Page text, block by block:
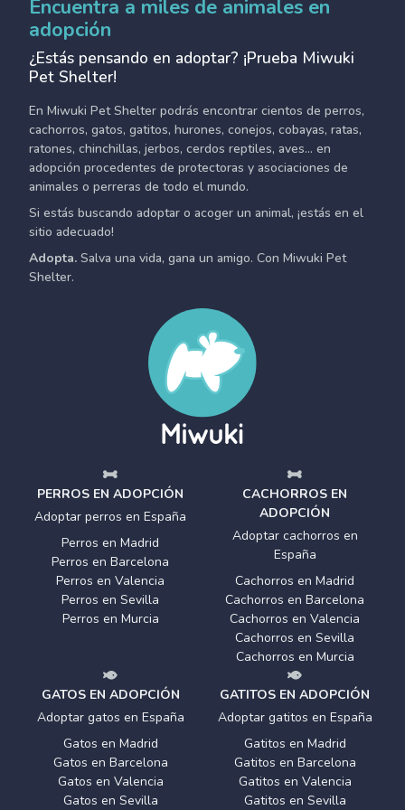
Encuentra a miles de animales en
adopción
¿Estás pensando en adoptar? ¡Prueba Miwuki
Pet Shelter!
En Miwuki Pet Shelter podrás encontrar cientos de perros,
cachorros, gatos, gatitos, hurones, conejos, cobayas, ratas,
ratones, chinchillas, jerbos, cerdos reptiles, aves... en
adopción procedentes de protectoras y asociaciones de
animales o perreras de todo el mundo.
Si estás buscando adoptar o acoger un animal, ¡estás en el
sitio adecuado!
Adopta. Salva una vida, gana un amigo. Con Miwuki Pet
Shelter.
PERROS EN ADOPCIÓN
Adoptar perros en España
Perros en Madrid
Perros en Barcelona
Perros en Valencia
Perros en Sevilla
Perros en Murcia
CACHORROS EN
ADOPCIÓN
Adoptar cachorros en
España
Cachorros en Madrid
Cachorros en Barcelona
Cachorros en Valencia
Cachorros en Sevilla
Cachorros en Murcia
GATOS EN ADOPCIÓN
Adoptar gatos en España
Gatos en Madrid
Gatos en Barcelona
Gatos en Valencia
Gatos en Sevilla
GATITOS EN ADOPCIÓN
Adoptar gatitos en España
Gatitos en Madrid
Gatitos en Barcelona
Gatitos en Valencia
Gatitos en Sevilla